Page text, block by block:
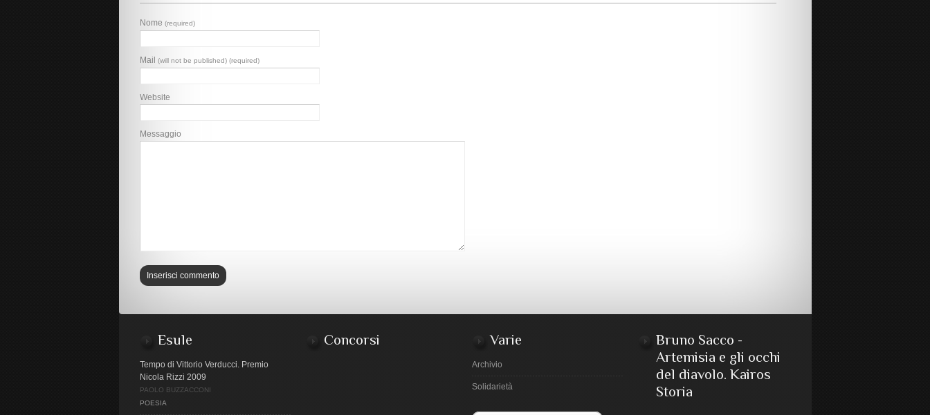
Nome (required)
Mail (will not be published) (required)
Website
Messaggio
Esule
Tempo di Vittorio Verducci. Premio
Nicola Rizzi 2009
PAOLO BUZZACCONI
POESIA
Concorsi Varie
Archivio
Solidarietà
Bruno Sacco -
Artemisia e gli occhi
del diavolo. Kairos
Storia